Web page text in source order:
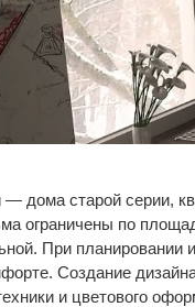
дома старой серии,
ограничены по
При планировании
Создание
и цветового